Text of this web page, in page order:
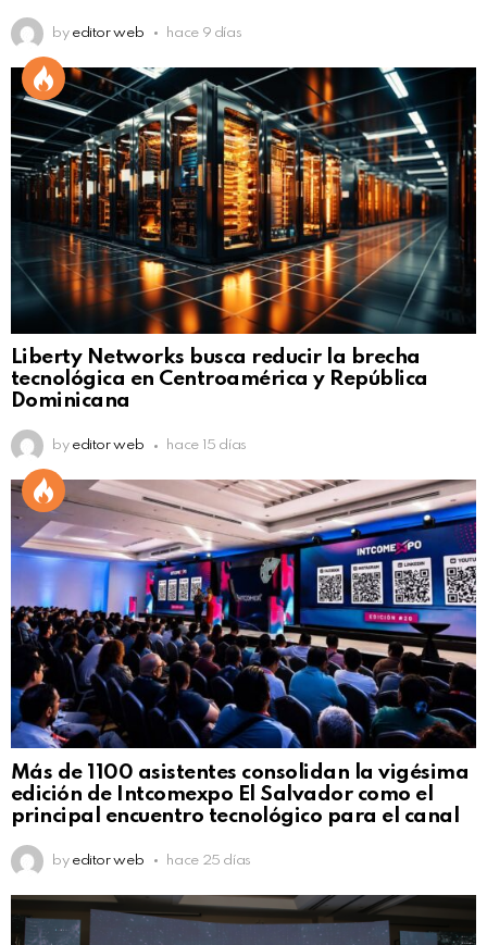
by editor web hace 9 días
Liberty Networks busca reducir la brecha
tecnológica en Centroamérica y República
Dominicana
by editor web hace 15 días
Más de 1100 asistentes consolidan la vigésima
edición de Intcomexpo El Salvador como el
principal encuentro tecnológico para el canal
by editor web hace 25 días